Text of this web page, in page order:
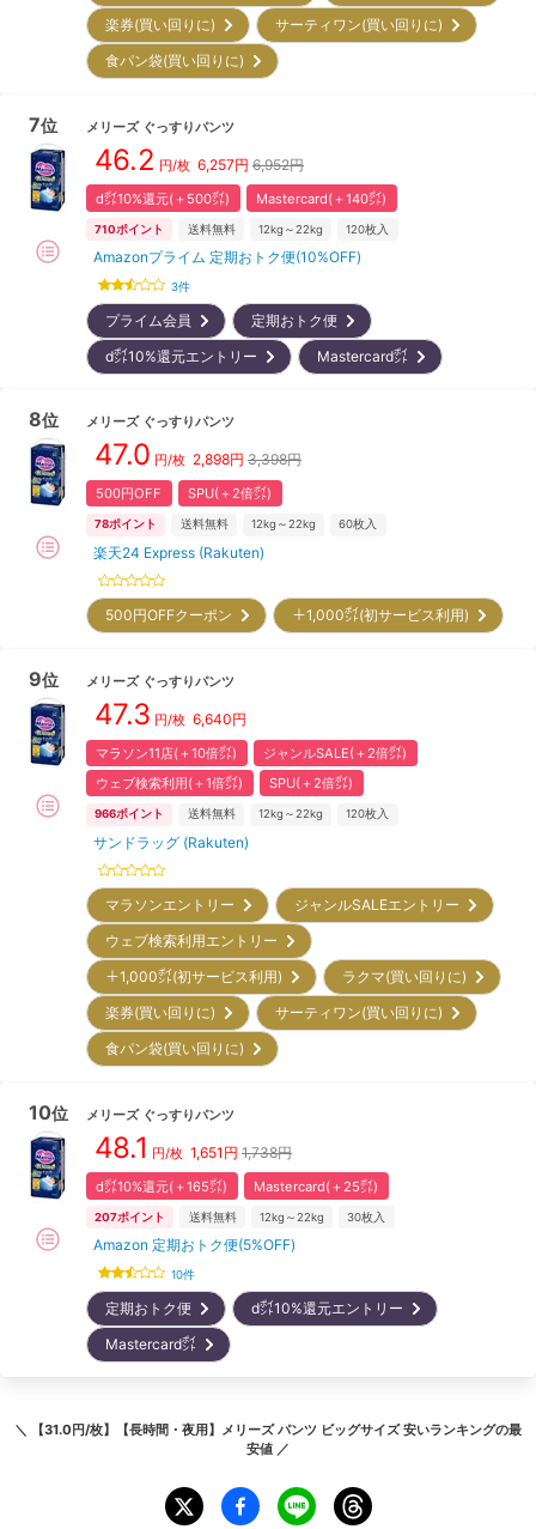
楽券(買い回りに)
サーティワン(買い回りに)
食パン袋(買い回りに)
7位 メリーズ ぐっすりパンツ
46.2 円/枚 6,257円 6,952円
d㌽10%還元(＋500㌽) Mastercard(＋140㌽)
710ポイント 送料無料 12kg～22kg 120枚入
Amazonプライム 定期おトク便(10%OFF)
3件
プライム会員
定期おトク便
d㌽10%還元エントリー
Mastercard㌽
8位 メリーズ ぐっすりパンツ
47.0 円/枚 2,898円 3,398円
500円OFF SPU(＋2倍㌽)
78ポイント 送料無料 12kg～22kg 60枚入
楽天24 Express (Rakuten)
500円OFFクーポン ＋1,000㌽(初サービス利用)
9位 メリーズ ぐっすりパンツ
47.3 円/枚 6,640円
マラソン11店(＋10倍㌽)
ジャンルSALE(＋2倍㌽)
ウェブ検索利用(＋1倍㌽)
SPU(＋2倍㌽)
966ポイント 送料無料 12kg～22kg 120枚入
サンドラッグ (Rakuten)
マラソンエントリー
ジャンルSALEエントリー
ウェブ検索利用エントリー
＋1,000㌽(初サービス利用)
ラクマ(買い回りに)
楽券(買い回りに)
サーティワン(買い回りに)
食パン袋(買い回りに)
10位 メリーズ ぐっすりパンツ
48.1 円/枚 1,651 円 1,738円
d㌽10%還元(＋165㌽) Mastercard(＋25㌽)
207ポイント 送料無料 12kg～22kg 30枚入
Amazon 定期おトク便(5%OFF)
10件
定期おトク便
d㌽10%還元エントリー
Mastercard㌽
＼ 【31.0円/枚】【長時間・夜用】メリーズ パンツ ビッグサイズ 安いランキングの最
安値 ／